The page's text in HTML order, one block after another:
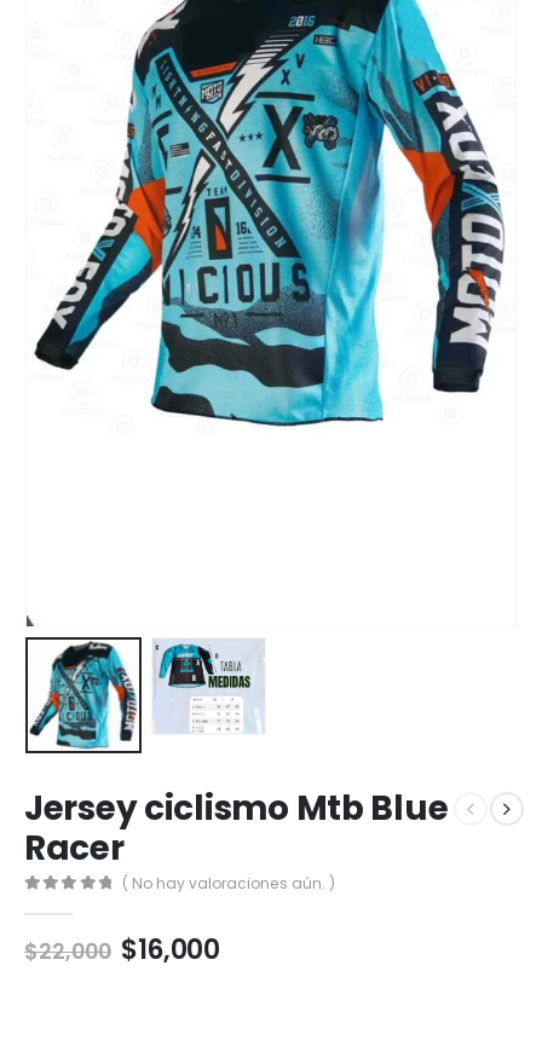
Jersey ciclismo Mtb Blue
Racer
( No hay valoraciones aún. )
$22,000 El
precio
$16,000El